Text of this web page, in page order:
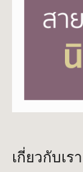
เกี่ยวกับเรา